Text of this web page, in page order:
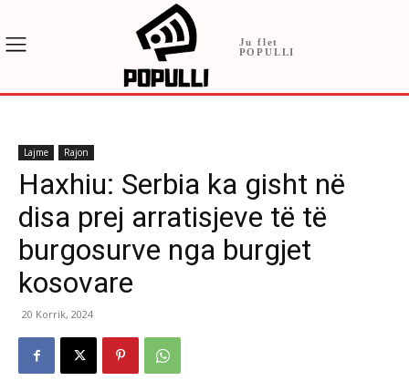
Ju flet
POPULLI
Lajme Rajon
Haxhiu: Serbia ka gisht në
disa prej arratisjeve të të
burgosurve nga burgjet
kosovare
20 Korrik, 2024